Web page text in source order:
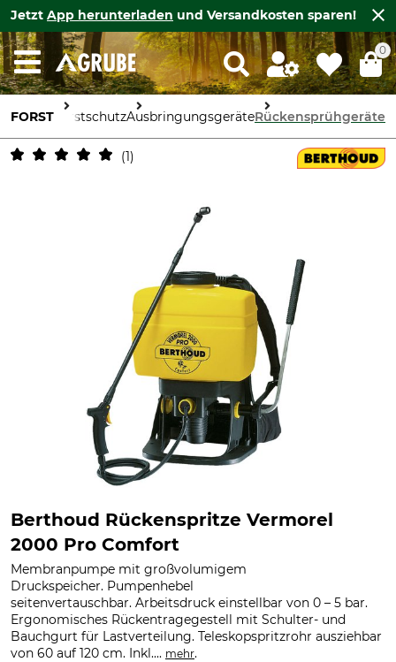
Jetzt App herunterladen und Versandkosten sparen!
0
FORSTForstschutzAusbringungsgeräteRückensprühgeräte
1
Berthoud Rückenspritze Vermorel
2000 Pro Comfort
Membranpumpe mit großvolumigem
Druckspeicher. Pumpenhebel
seitenvertauschbar. Arbeitsdruck einstellbar von 0 – 5 bar.
Ergonomisches Rückentragegestell mit Schulter- und
Bauchgurt für Lastverteilung. Teleskopspritzrohr ausziehbar
von 60 auf 120 cm. Inkl.... mehr.